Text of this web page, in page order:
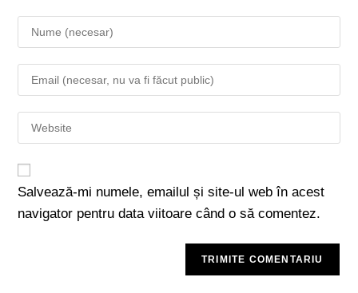
Salvează-mi numele, emailul și site-ul web în acest
navigator pentru data viitoare când o să comentez.